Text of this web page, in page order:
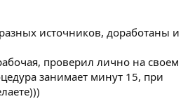
источников, доработаны и
проверил лично на своем
занимает минут 15, при